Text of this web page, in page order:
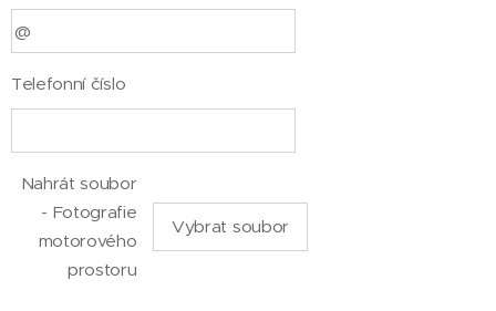
Telefonní číslo
Nahrát soubor
- Fotografie
motorového
prostoru
Vybrat soubor